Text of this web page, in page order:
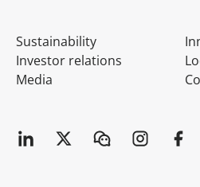
Sustainability
Investor relations
Media